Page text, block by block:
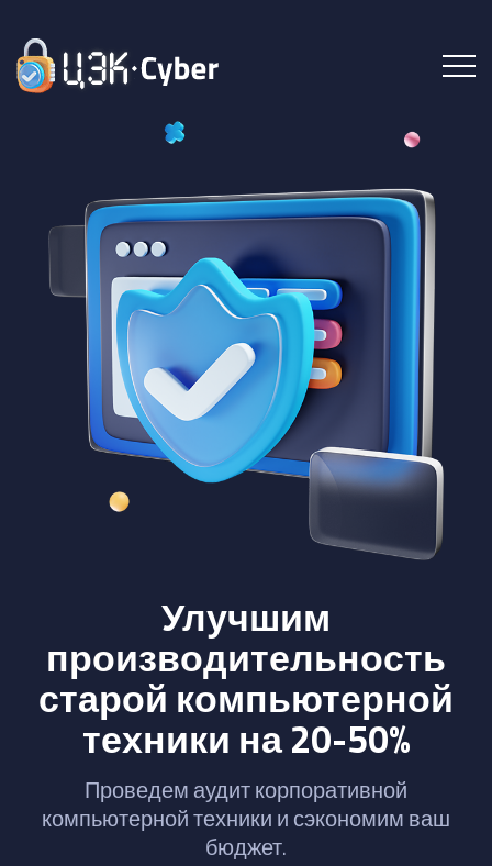
Улучшим
производительность
старой компьютерной
техники на 20-50%
Проведем аудит корпоративной
компьютерной техники и сэкономим ваш
бюджет.